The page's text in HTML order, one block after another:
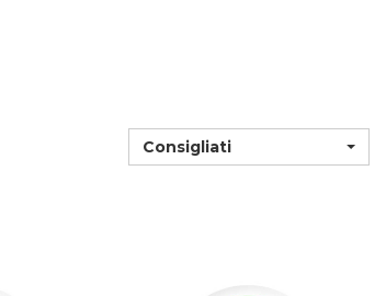
Consigliati